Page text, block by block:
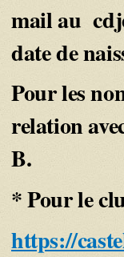
mail au
date de
Pour les
relation
B.
* Pour le
https://